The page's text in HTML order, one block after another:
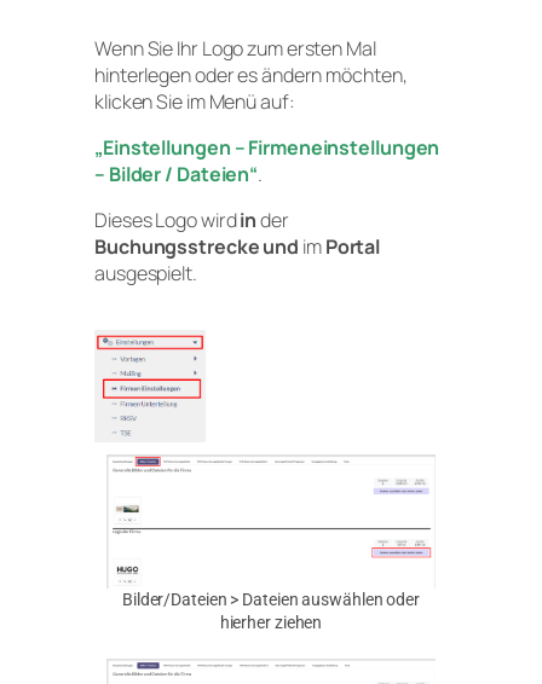
Wenn Sie Ihr Logo zum ersten Mal
hinterlegen oder es ändern möchten,
klicken Sie im Menü auf:
„Einstellungen – Firmeneinstellungen
– Bilder / Dateien“.
Dieses Logo wirdinder
Buchungsstreckeund imPortal
ausgespielt.
Bilder/Dateien > Dateien auswählen oder
hierher ziehen